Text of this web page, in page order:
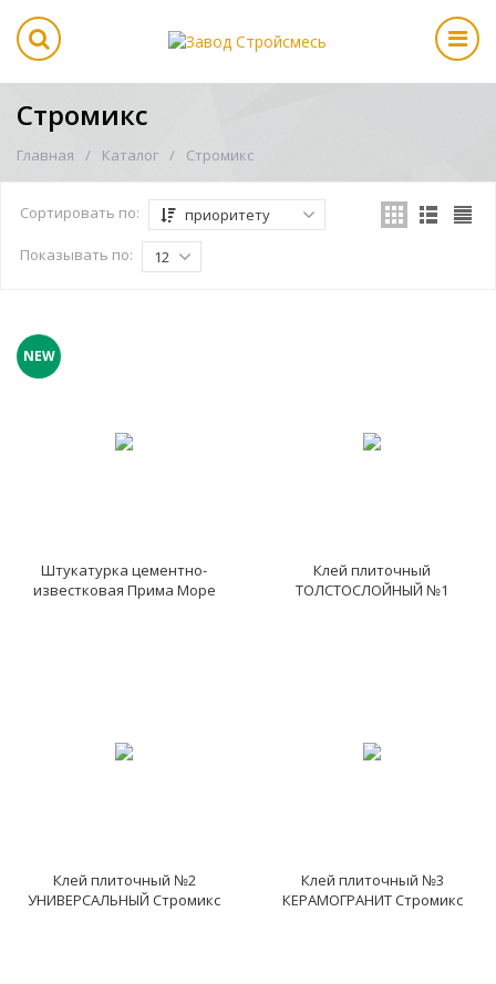
Стромикс
Главная Каталог Стромикс
Сортировать по: приоритету
Показывать по: 12
NEW
Штукатурка цементно-
известковая Прима Море
Клей плиточный
ТОЛСТОСЛОЙНЫЙ №1
Клей плиточный №2
УНИВЕРСАЛЬНЫЙ Стромикс
Клей плиточный №3
КЕРАМОГРАНИТ Стромикс